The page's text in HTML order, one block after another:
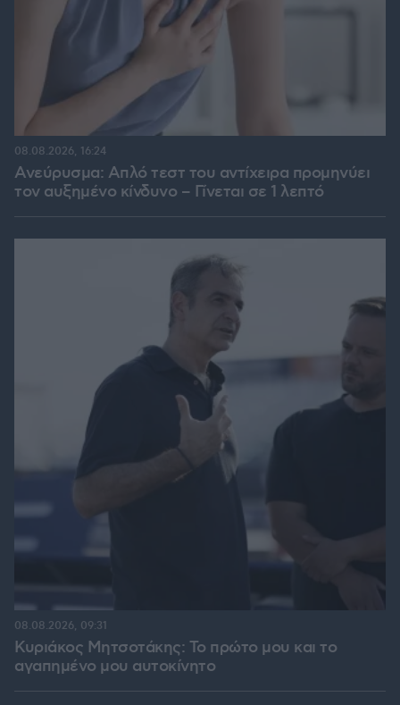
Ανεύρυσμα: Απλό τεστ του αντίχειρα προμηνύει
τον αυξημένο κίνδυνο – Γίνεται σε 1 λεπτό
08.08.2026, 16:24
Κυριάκος Μητσοτάκης: Το πρώτο μου και το
αγαπημένο μου αυτοκίνητο
08.08.2026, 09:31